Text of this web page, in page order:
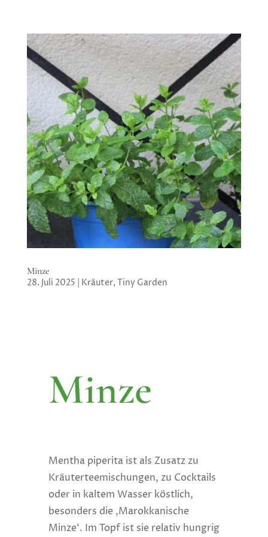
Minze
28. Juli 2025 Kräuter, Tiny Garden
Minze
Mentha piperita ist als Zusatz zu
Kräuterteemischungen, zu Cocktails
oder in kaltem Wasser köstlich,
besonders die ‚Marokkanische
Minze‘. Im Topf ist sie relativ hungrig